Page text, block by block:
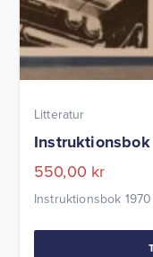
Litteratur
550,00 kr
Instruktionsbok